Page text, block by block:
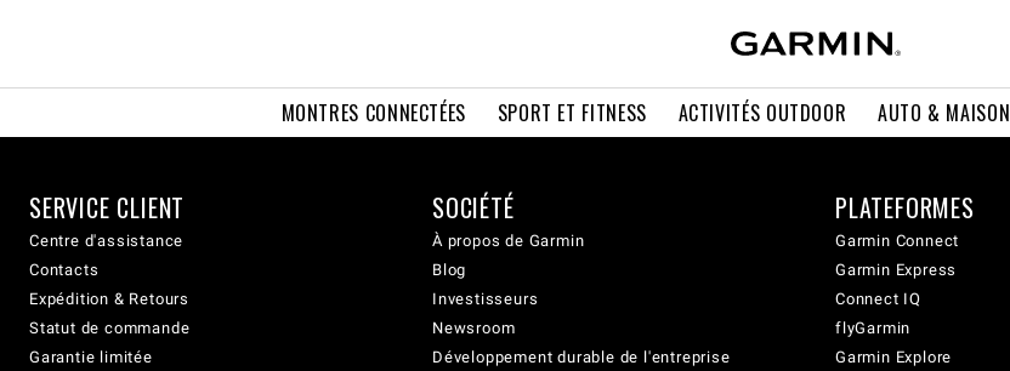
MONTRES CONNECTÉES SPORT ET FITNESS ACTIVITÉS OUTDOOR AUTO & MAISON
SERVICE CLIENT
Centre d'assistance
Contacts
Expédition & Retours
Statut de commande
Garantie limitée
SOCIÉTÉ
À propos de Garmin
Blog
Investisseurs
Newsroom
Développement durable de l'entreprise
PLATEFORMES
Garmin Connect
Garmin Express
Connect IQ
flyGarmin
Garmin Explore